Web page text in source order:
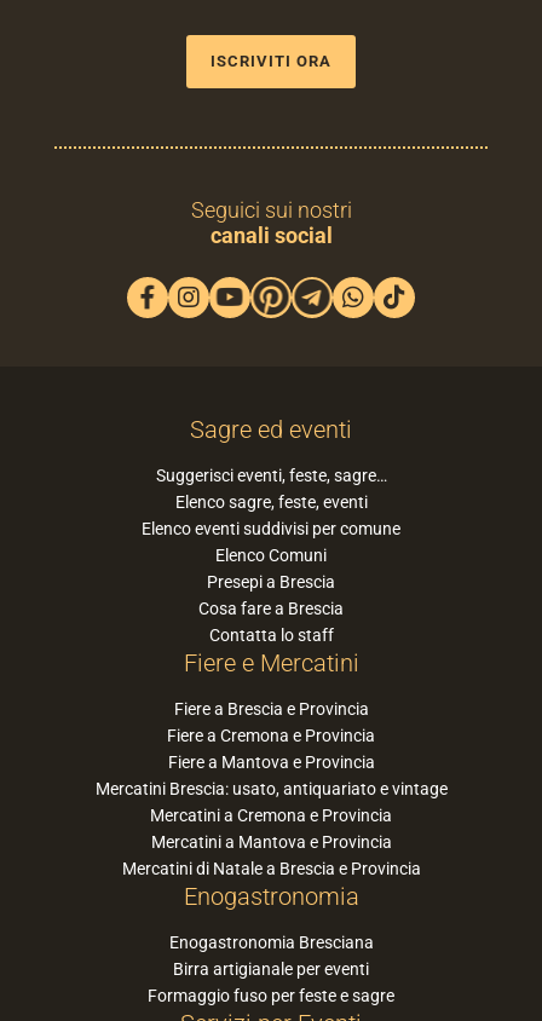
ISCRIVITI ORA
Seguici sui nostri
canali social
Sagre ed eventi
Suggerisci eventi, feste, sagre…
Elenco sagre, feste, eventi
Elenco eventi suddivisi per comune
Elenco Comuni
Presepi a Brescia
Cosa fare a Brescia
Contatta lo staff
Fiere e Mercatini
Fiere a Brescia e Provincia
Fiere a Cremona e Provincia
Fiere a Mantova e Provincia
Mercatini Brescia: usato, antiquariato e vintage
Mercatini a Cremona e Provincia
Mercatini a Mantova e Provincia
Mercatini di Natale a Brescia e Provincia
Enogastronomia
Enogastronomia Bresciana
Birra artigianale per eventi
Formaggio fuso per feste e sagre